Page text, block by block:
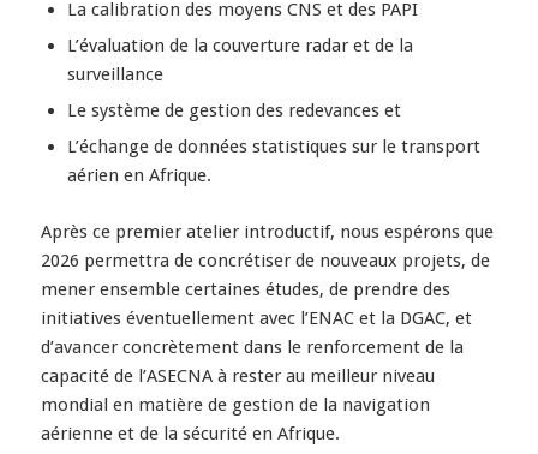
La calibration des moyens CNS et des PAPI
L’évaluation de la couverture radar et de la
surveillance
Le système de gestion des redevances et
L’échange de données statistiques sur le transport
aérien en Afrique.
Après ce premier atelier introductif, nous espérons que
2026 permettra de concrétiser de nouveaux projets, de
mener ensemble certaines études, de prendre des
initiatives éventuellement avec l’ENAC et la DGAC, et
d’avancer concrètement dans le renforcement de la
capacité de l’ASECNA à rester au meilleur niveau
mondial en matière de gestion de la navigation
aérienne et de la sécurité en Afrique.